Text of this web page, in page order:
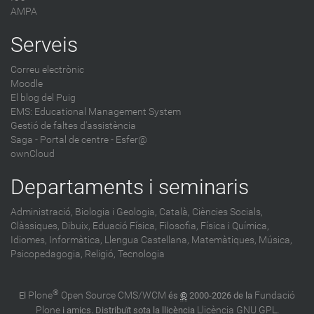
AMPA
Serveis
Correu electrònic
Moodle
El blog del Puig
EMS: Educational Management System
Gestió de faltes d'assistència
Saga - Portal de centre - Esfer@
ownCloud
Departaments i seminaris
Administració, Biologia i Geologia, Català, Ciències Socials,
Clàssiques, Dibuix, Eduació Física, Filosofia, Física i Química,
Idiomes, Informàtica, Llengua Castellana, Matemàtiques, Música,
Psicopedagogia, Religió, Tecnologia
El Plone® Open Source CMS/WCM és © 2000-2026 de la Fundació
Plonei amics. Distribuït sota la llicència Llicència GNU GPL.